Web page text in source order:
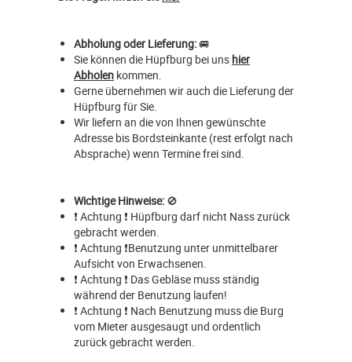
Abholung oder Lieferung:🚐
Sie können die Hüpfburg bei uns hier
Abholen kommen.
Gerne übernehmen wir auch die Lieferung der
Hüpfburg für Sie.
Wir liefern an die von Ihnen gewünschte
Adresse bis Bordsteinkante (rest erfolgt nach
Absprache) wenn Termine frei sind.
Wichtige Hinweise: 🚫
❗ Achtung ❗ Hüpfburg darf nicht Nass zurück
gebracht werden.
❗ Achtung ❗Benutzung unter unmittelbarer
Aufsicht von Erwachsenen.
❗ Achtung ❗ Das Gebläse muss ständig
während der Benutzung laufen!
❗ Achtung ❗ Nach Benutzung muss die Burg
vom Mieter ausgesaugt und ordentlich
zurück gebracht werden.